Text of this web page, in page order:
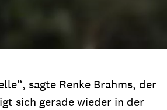
sagte Renke Brahms, der
sich gerade wieder in der